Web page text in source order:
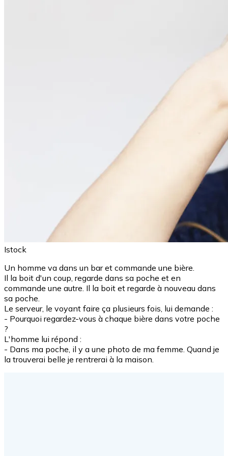
Istock
Un homme va dans un bar et commande une bière.
Il la boit d'un coup, regarde dans sa poche et en
commande une autre. Il la boit et regarde à nouveau dans
sa poche.
Le serveur, le voyant faire ça plusieurs fois, lui demande :
- Pourquoi regardez-vous à chaque bière dans votre poche
?
L'homme lui répond :
- Dans ma poche, il y a une photo de ma femme. Quand je
la trouverai belle je rentrerai à la maison.